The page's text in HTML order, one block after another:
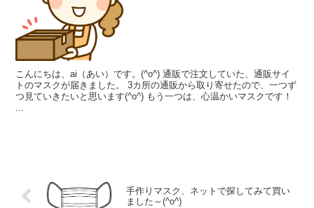
こんにちは、ai（あい）です。(^o^) 通販で注文していた、通販サイ
トのマスクが届きました。 3カ所の通販から取り寄せたので、一つず
つ見ていきたいと思います(^o^) もう一つは、心温かいマスクです！
...
手作りマスク、ネットで探してみて買い
ました～(^o^)